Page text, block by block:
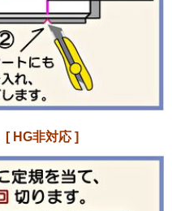
[ HG非対応 ]